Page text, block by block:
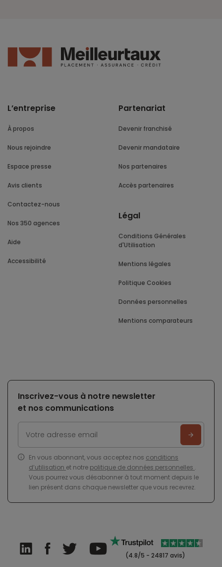
L’entreprise
À propos
Nous rejoindre
Espace presse
Avis clients
Contactez-nous
Nos 350 agences
Aide
Accessibilité
Partenariat
Devenir franchisé
Devenir mandataire
Nos partenaires
Accès partenaires
Légal
Conditions Générales
d'Utilisation
Mentions légales
Politique Cookies
Données personnelles
Mentions comparateurs
Inscrivez-vous à notre newsletter
et nos communications
En vous abonnant, vous acceptez nos conditions
d’utilisation et notre politique de données personnelles .
Vous pourrez vous désabonner à tout moment depuis le
lien présent dans chaque newsletter que vous recevrez.
(4.8/5 - 24817 avis)